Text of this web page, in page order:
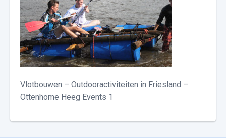
Vlotbouwen – Outdooractiviteiten in Friesland –
Ottenhome Heeg Events 1